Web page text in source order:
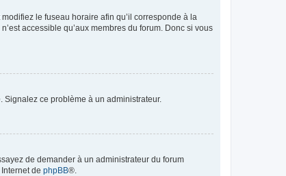
le fuseau horaire afin qu’il corresponde à la
accessible qu’aux membres du forum. Donc si vous
Signalez ce problème à un administrateur.
de demander à un administrateur du forum
de phpBB®.